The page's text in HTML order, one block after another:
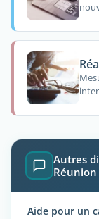
Autres
Réunion
Aide pour un